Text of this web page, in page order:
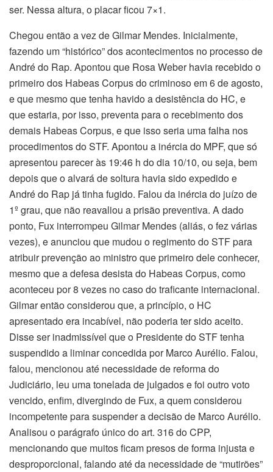
ser. Nessa altura, o placar ficou 7×1.
Chegou então a vez de Gilmar Mendes. Inicialmente,
fazendo um “histórico” dos acontecimentos no processo de
André do Rap. Apontou que Rosa Weber havia recebido o
primeiro dos Habeas Corpus do criminoso em 6 de agosto,
e que mesmo que tenha havido a desistência do HC, e
que estaria, por isso, preventa para o recebimento dos
demais Habeas Corpus, e que isso seria uma falha nos
procedimentos do STF. Apontou a inércia do MPF, que só
apresentou parecer às 19:46 h do dia 10/10, ou seja, bem
depois que o alvará de soltura havia sido expedido e
André do Rap já tinha fugido. Falou da inércia do juízo de
1º grau, que não reavaliou a prisão preventiva. A dado
ponto, Fux interrompeu Gilmar Mendes (aliás, o fez várias
vezes), e anunciou que mudou o regimento do STF para
atribuir prevenção ao ministro que primeiro dele conhecer,
mesmo que a defesa desista do Habeas Corpus, como
aconteceu por 8 vezes no caso do traficante internacional.
Gilmar então considerou que, a princípio, o HC
apresentado era incabível, não poderia ter sido aceito.
Disse ser inadmissível que o Presidente do STF tenha
suspendido a liminar concedida por Marco Aurélio. Falou,
falou, mencionou até necessidade de reforma do
Judiciário, leu uma tonelada de julgados e foi outro voto
vencido, enfim, divergindo de Fux, a quem considerou
incompetente para suspender a decisão de Marco Aurélio.
Analisou o parágrafo único do art. 316 do CPP,
mencionando que muitos ficam presos de forma injusta e
desproporcional, falando até da necessidade de “mutirões”